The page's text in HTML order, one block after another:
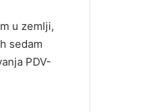
u zemlji,
sedam
PDV-